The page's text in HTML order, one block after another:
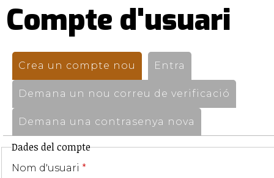
Compte d'usuari
Pestanyes
primàries
Crea un compte nou (pestanya activa)
Entra
Demana un nou correu de verificació
Demana una contrasenya nova
Dades del compte
Nom d'usuari *